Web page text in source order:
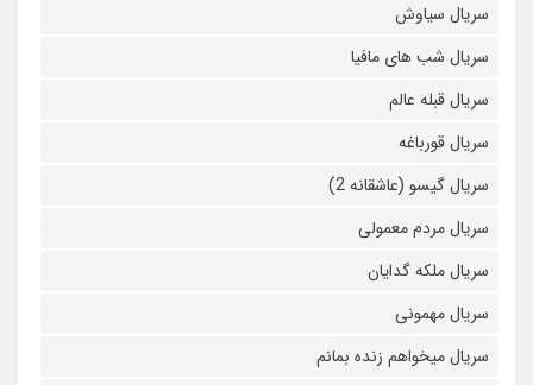
سریال سیاوش
سریال شب های مافیا
سریال قبله عالم
سریال قورباغه
سریال گیسو (عاشقانه 2)
سریال مردم معمولی
سریال ملکه گدایان
سریال مهمونی
سریال میخواهم زنده بمانم